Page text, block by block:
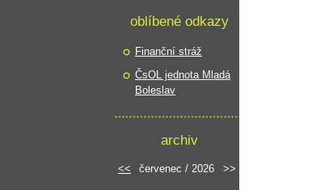
oblíbené odkazy
Finanční stráž
ČsOL jednota Mladá
Boleslav
archiv
<< červenec / 2026 >>